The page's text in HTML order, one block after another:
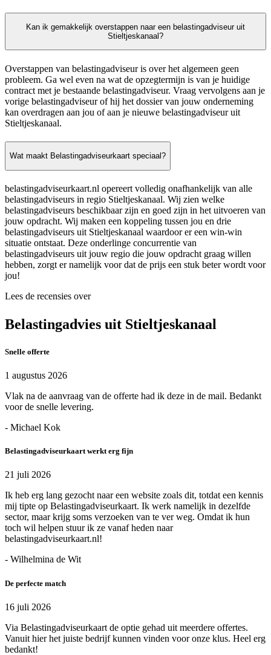
Kan ik gemakkelijk overstappen naar een belastingadviseur uit
Stieltjeskanaal?
Overstappen van belastingadviseur is over het algemeen geen
probleem. Ga wel even na wat de opzegtermijn is van je huidige
contract met je bestaande belastingadviseur. Vraag vervolgens aan je
vorige belastingadviseur of hij het dossier van jouw onderneming
kan overdragen aan jou of aan je nieuwe belastingadviseur uit
Stieltjeskanaal.
Wat maakt Belastingadviseurkaart speciaal?
belastingadviseurkaart.nl opereert volledig onafhankelijk van alle
belastingadviseurs in regio Stieltjeskanaal. Wij zien welke
belastingadviseurs beschikbaar zijn en goed zijn in het uitvoeren van
jouw opdracht. Wij maken een koppeling tussen jou en drie
belastingadviseurs uit Stieltjeskanaal waardoor er een win-win
situatie ontstaat. Deze onderlinge concurrentie van
belastingadviseurs uit jouw regio die jouw opdracht graag willen
hebben, zorgt er namelijk voor dat de prijs een stuk beter wordt voor
jou!
Lees de recensies over
Belastingadvies uit Stieltjeskanaal
Snelle offerte
1 augustus 2026
Vlak na de aanvraag van de offerte had ik deze in de mail. Bedankt
voor de snelle levering.
- Michael Kok
Belastingadviseurkaart werkt erg fijn
21 juli 2026
Ik heb erg lang gezocht naar een website zoals dit, totdat een kennis
mij tipte op Belastingadviseurkaart. Ik werk namelijk in dezelfde
sector, maar krijg soms verzoeken van te ver weg. Omdat ik hun
toch wil helpen stuur ik ze vanaf heden naar
belastingadviseurkaart.nl!
- Wilhelmina de Wit
De perfecte match
16 juli 2026
Via Belastingadviseurkaart de optie gehad uit meerdere offertes.
Vanuit hier het juiste bedrijf kunnen vinden voor onze klus. Heel erg
bedankt!